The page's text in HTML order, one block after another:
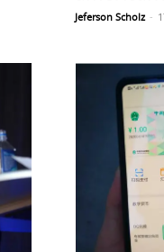
Jeferson Scholz -